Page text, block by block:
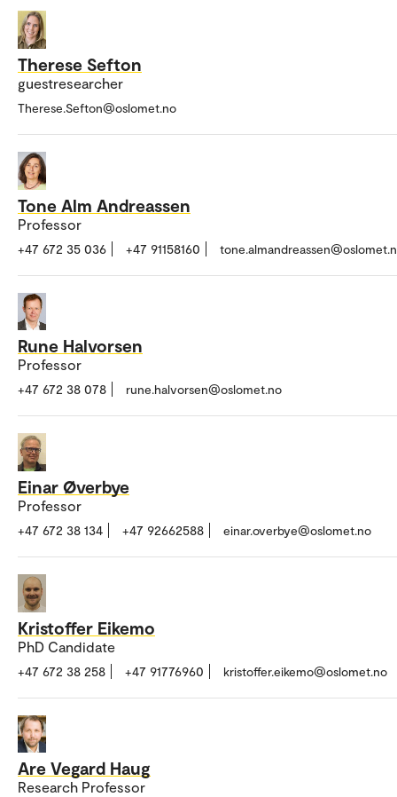
Therese Sefton
guestresearcher
Therese.Sefton@oslomet.no
Tone Alm Andreassen
Professor
+47 672 35 036 +47 91158160
Rune Halvorsen
Professor
+47 672 38 078 rune.halvorsen@oslomet.no
Einar Øverbye
Professor
+47 672 38 134 +47 92662588 einar.overbye@oslomet.no
Kristoffer Eikemo
PhD Candidate
+47 672 38 258 +47 91776960 kristoffer.eikemo@oslomet.no
Are Vegard Haug
Research Professor